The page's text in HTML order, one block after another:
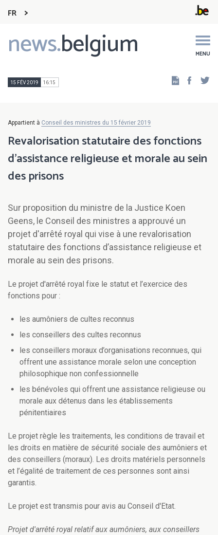
FR
news.belgium MENU
Main
navigation
15 FÉV 2019 16:15
Appartient à Conseil des ministres du 15 février 2019
Revalorisation statutaire des fonctions
d'assistance religieuse et morale au sein
des prisons
Sur proposition du ministre de la Justice Koen
Geens, le Conseil des ministres a approuvé un
projet d'arrêté royal qui vise à une revalorisation
statutaire des fonctions d’assistance religieuse et
morale au sein des prisons.
Le projet d'arrêté royal fixe le statut et l’exercice des
fonctions pour :
les aumôniers de cultes reconnus
les conseillers des cultes reconnus
les conseillers moraux d’organisations reconnues, qui
offrent une assistance morale selon une conception
philosophique non confessionnelle
les bénévoles qui offrent une assistance religieuse ou
morale aux détenus dans les établissements
pénitentiaires
Le projet règle les traitements, les conditions de travail et
les droits en matière de sécurité sociale des aumôniers et
des conseillers (moraux). Les droits matériels personnels
et l’égalité de traitement de ces personnes sont ainsi
garantis.
Le projet est transmis pour avis au Conseil d'Etat.
Projet d'arrêté royal relatif aux aumôniers, aux conseillers